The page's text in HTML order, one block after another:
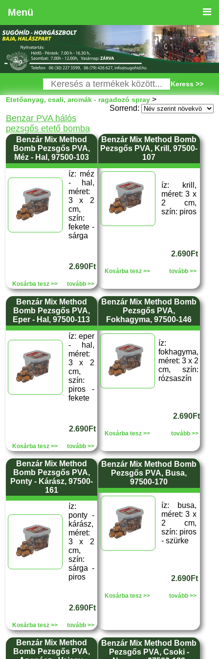
Menü
Keress >>
Etetőanyag, csali, aromák - ragadozó spray>
Sorrend:
Benzar PVA hálós
pezsgős etető bomba
Benzár Mix Method
Bomb Pezsgős PVA,
Méz - Hal, 97500-103
íz: méz
- hal,
méret:
3 x 2
cm,
szín:
fekete -
sárga
2.690Ft
Kosárba tesz >> tovább >>
Benzár Mix Method Bomb
Pezsgős PVA, Krill, 97500-
107
íz: krill,
méret: 3 x
2 cm,
szín: piros
2.690Ft
Kosárba tesz >> tovább >>
Benzár Mix Method
Bomb Pezsgős PVA,
Eper - Hal, 97500-113
íz: eper
- hal,
méret:
3 x 2
cm,
szín:
piros -
fekete
2.690Ft
Kosárba tesz >> tovább >>
Benzár Mix Method Bomb
Pezsgős PVA,
Fokhagyma, 97500-146
íz:
fokhagyma,
méret: 3 x 2
cm, szín:
rózsaszín
2.690Ft
Kosárba tesz >> tovább >>
Benzár Mix Method
Bomb Pezsgős PVA,
Ponty - Kárász, 97500-
161
íz:
ponty -
kárász,
méret:
3 x 2
cm,
szín:
sárga -
piros
2.690Ft
Kosárba tesz >> tovább >>
Benzár Mix Method Bomb
Pezsgős PVA, Busa,
97500-170
íz: busa,
méret: 3 x
2 cm,
szín: piros
- szürke
2.690Ft
Kosárba tesz >> tovább >>
Benzár Mix Method
Bomb Pezsgős PVA,
Benzár Mix Method Bomb
Pezsgős PVA, Csoki -